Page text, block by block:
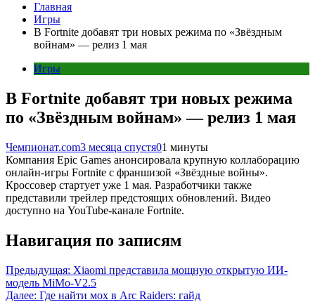
Главная
Игры
В Fortnite добавят три новых режима по «Звёздным
войнам» — релиз 1 мая
Игры
В Fortnite добавят три новых режима
по «Звёздным войнам» — релиз 1 мая
Чемпионат.com3 месяца спустя01 минуты
Компания Epic Games анонсировала крупную коллаборацию
онлайн-игры Fortnite с франшизой «Звёздные войны».
Кроссовер стартует уже 1 мая. Разработчики также
представили трейлер предстоящих обновлений. Видео
доступно на YouTube-канале Fortnite.
Навигация по записям
Предыдущая: Xiaomi представила мощную открытую ИИ-
модель MiMo-V2.5
Далее: Где найти мох в Arc Raiders: гайд